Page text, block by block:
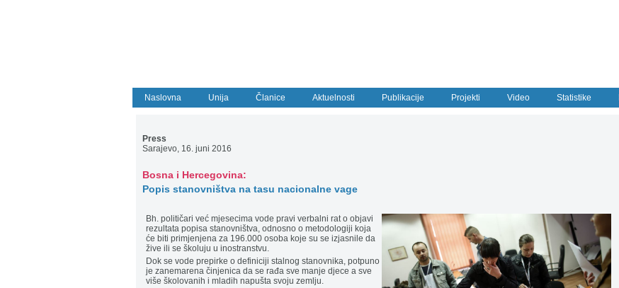
Naslovna Unija Članice Aktuelnosti Publikacije Projekti Video Statistike
Press
Sarajevo, 16. juni 2016
Bosna i Hercegovina:
Popis stanovništva na tasu nacionalne vage
Bh. političari već mjesecima vode pravi verbalni rat o objavi
rezultata popisa stanovništva, odnosno o metodologiji koja
će biti primjenjena za 196.000 osoba koje su se izjasnile da
žive ili se školuju u inostranstvu.
Dok se vode prepirke o definiciji stalnog stanovnika, potpuno
je zanemarena činjenica da se rađa sve manje djece a sve
više školovanih i mladih napušta svoju zemlju.